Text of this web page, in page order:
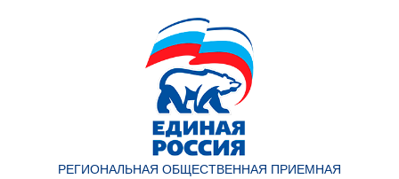
РЕГИОНАЛЬНАЯ ОБЩЕСТВЕННАЯ ПРИЕМНАЯ